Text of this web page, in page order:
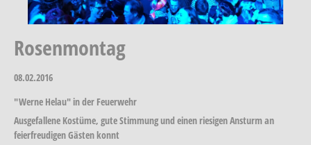
Rosenmontag
08.02.2016
"Werne Helau" in der Feuerwehr
Ausgefallene Kostüme, gute Stimmung und einen riesigen Ansturm an
feierfreudigen Gästen konnt